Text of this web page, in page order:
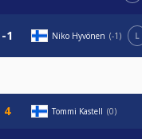
Niko Hyvönen -1 L
Tommi Kastell 0